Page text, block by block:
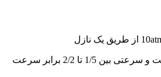
جت اکسیژن فراصوت است و سرعتی بین 1/5 تا 2/2 برابر سرعت